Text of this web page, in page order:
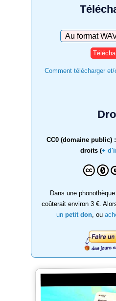
Télécharger
Comment télécharger
CC0 (domaine public)
droits (+
Dans une
coûterait environ 3 €.
un petit don , ou